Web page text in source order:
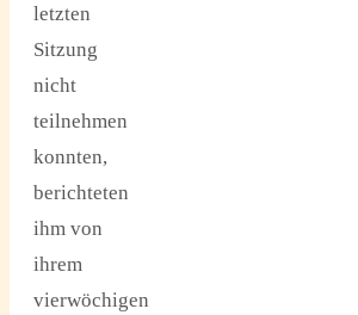
letzten
Sitzung
nicht
teilnehmen
konnten,
berichteten
ihm von
ihrem
vierwöchigen